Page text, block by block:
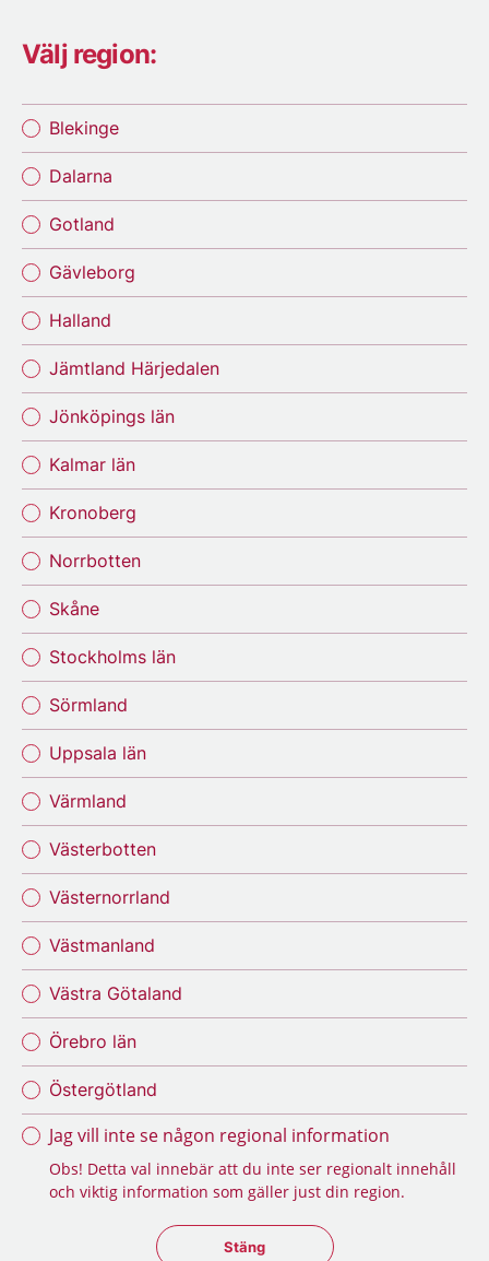
Välj region:
Blekinge
Dalarna
Gotland
Gävleborg
Halland
Jämtland Härjedalen
Jönköpings län
Kalmar län
Kronoberg
Norrbotten
Skåne
Stockholms län
Sörmland
Uppsala län
Värmland
Västerbotten
Västernorrland
Västmanland
Västra Götaland
Örebro län
Östergötland
Jag vill inte se någon regional information
Obs! Detta val innebär att du inte ser regionalt innehåll
och viktig information som gäller just din region.
Stäng regionsväljaren
Stäng